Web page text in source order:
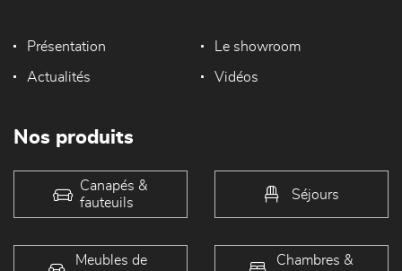
Présentation Le showroom
Actualités Vidéos
Nos produits
Canapés &
fauteuils
Séjours
Meubles de
Chambres &